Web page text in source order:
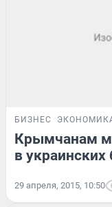
БИЗНЕС
Крымчанам
в украинских
29 апреля, 2015, 10:50